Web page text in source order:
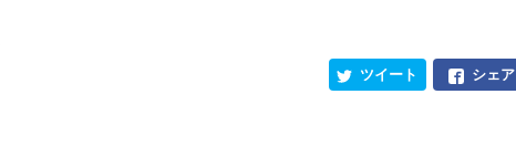
シェア
ツイート